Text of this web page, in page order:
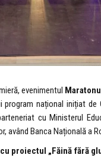
evenimentul
național inițiat
cu Ministerul
având Banca Națională a
proiectul „Făină fără